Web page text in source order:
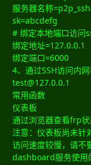
服务器名称=p2p_ssh
sk=abcdefg
# 绑定本地端口访问
绑定地址=127.0.0.1
绑定端口=6000
4、通过SSH访问内
test@127.0.0.1
常用函数
仪表板
通过浏览器查看frp状
注意：仪表板尚未针
访问速度较慢，请
dashboard服务使用